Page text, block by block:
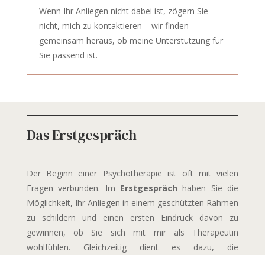
Wenn Ihr Anliegen nicht dabei ist, zögern Sie
nicht, mich zu kontaktieren – wir finden
gemeinsam heraus, ob meine Unterstützung für
Sie passend ist.
Das Erstgespräch
Der Beginn einer Psychotherapie ist oft mit vielen
Fragen verbunden. Im Erstgespräch haben Sie die
Möglichkeit, Ihr Anliegen in einem geschützten Rahmen
zu schildern und einen ersten Eindruck davon zu
gewinnen, ob Sie sich mit mir als Therapeutin
wohlfühlen. Gleichzeitig dient es dazu, die